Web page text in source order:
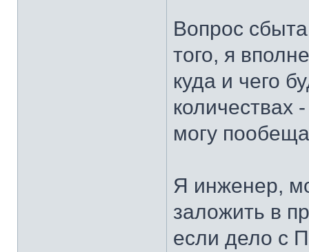
Вопрос
того, я
куда и чего
количествах
могу
Я инженер,
заложить в
если дело с